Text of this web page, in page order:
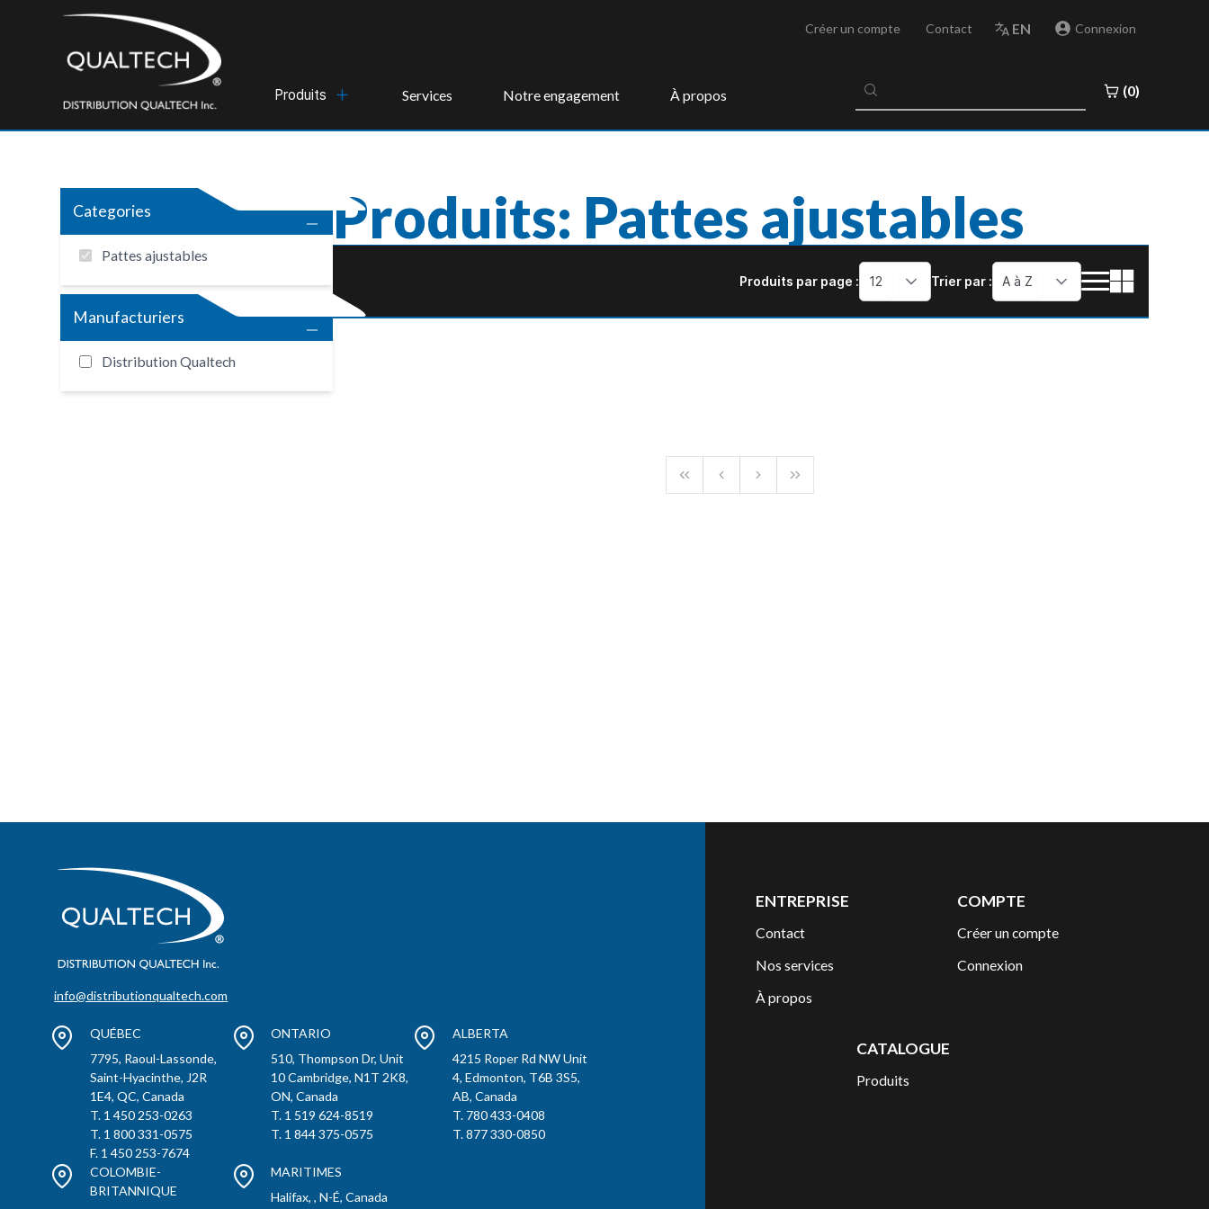
Créer un compte Contact EN Connexion
Produits Services Notre engagement À propos
results
(0)
Categories
Pattes ajustables
Manufacturiers
Distribution Qualtech
Produits: Pattes ajustables
Produits par page : 12 Trier par : A à Z
info@distributionqualtech.com
QUÉBEC
7795, Raoul-Lassonde,
Saint-Hyacinthe, J2R
1E4, QC, Canada
T. 1 450 253-0263
T. 1 800 331-0575
F. 1 450 253-7674
ONTARIO
510, Thompson Dr, Unit
10 Cambridge, N1T 2K8,
ON, Canada
T. 1 519 624-8519
T. 1 844 375-0575
ALBERTA
4215 Roper Rd NW Unit
4, Edmonton, T6B 3S5,
AB, Canada
T. 780 433-0408
T. 877 330-0850
COLOMBIE-
BRITANNIQUE
MARITIMES
Halifax, , N-É, Canada
ENTREPRISE
Contact
Nos services
À propos
COMPTE
Créer un compte
Connexion
CATALOGUE
Produits